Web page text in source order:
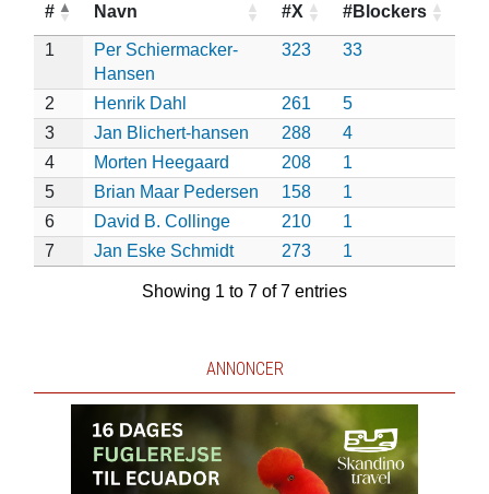
# Navn #X #Blockers
1
Per Schiermacker-
Hansen
323 33
2 Henrik Dahl 261
5
3
Jan Blichert-hansen 288
4
4
Morten Heegaard 208
1
5
Brian Maar Pedersen 158
1
6
David B. Collinge 210
1
7
Jan Eske Schmidt 273 1
Showing 1 to 7 of 7 entries
ANNONCER